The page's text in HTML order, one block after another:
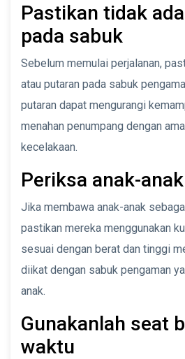
Pastikan tidak
pada sabuk
Sebelum memulai perjalanan,
atau putaran pada sabuk
putaran dapat mengurangi
menahan penumpang dengan
kecelakaan.
Periksa anak-anak
Jika membawa anak-anak
pastikan mereka menggunakan
sesuai dengan berat dan tinggi
diikat dengan sabuk pengaman
anak.
Gunakanlah seat
waktu